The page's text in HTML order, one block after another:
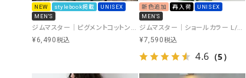
NEW stylebook掲載
UNISEX
MEN'S
ジムマスター｜ピグメントコットンナイロンプルオーバーシャツ [[G733791]][D]
¥6,490税込
新色追加 再入荷
UNISEX
MEN'S
ジムマスター｜ショールカラー L/Sシャツ [[G233732]][D]
¥7,590税込
4.6 （5）